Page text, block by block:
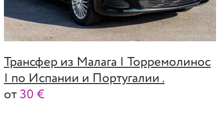
Трансфер из Малага | Торремолинос
| по Испании и Португалии .
от 30 €